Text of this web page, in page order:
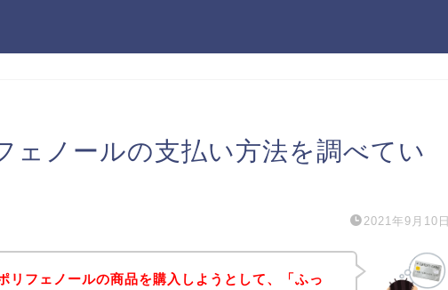
ェノールの支払い方法を調べてい
2021年9月10日
リフェノールの商品を購入しようとして、「ふっ